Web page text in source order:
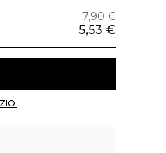
7,90 €
5,53 €